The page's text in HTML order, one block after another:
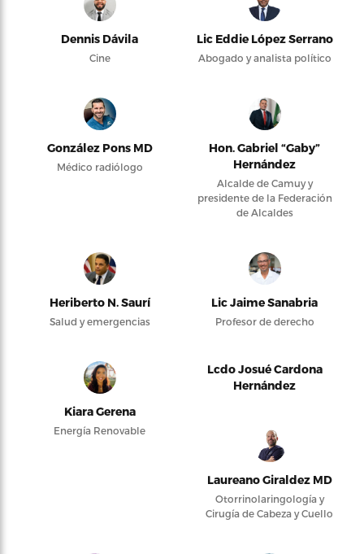
Dennis Dávila
Cine
Lic Eddie López Serrano
Abogado y analista político
González Pons MD
Médico radiólogo
Hon. Gabriel “Gaby”
Hernández
Alcalde de Camuy y
presidente de la Federación
de Alcaldes
Heriberto N. Saurí
Salud y emergencias
Lic Jaime Sanabria
Profesor de derecho
Kiara Gerena
Energía Renovable
Lcdo Josué Cardona
Hernández
Laureano Giraldez MD
Otorrinolaringología y
Cirugía de Cabeza y Cuello